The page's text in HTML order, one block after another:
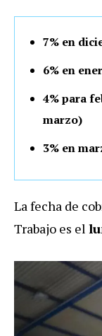
7% en
6% en
4% para
marzo)
3% en
La fecha de
Trabajo es el